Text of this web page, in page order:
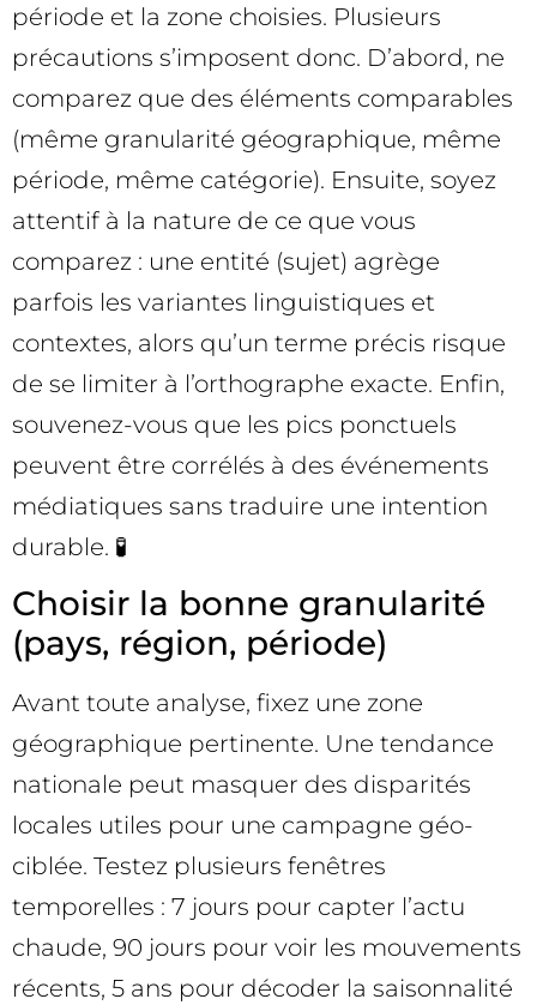
période et la zone choisies. Plusieurs
précautions s’imposent donc. D’abord, ne
comparez que des éléments comparables
(même granularité géographique, même
période, même catégorie). Ensuite, soyez
attentif à la nature de ce que vous
comparez : une entité (sujet) agrège
parfois les variantes linguistiques et
contextes, alors qu’un terme précis risque
de se limiter à l’orthographe exacte. Enfin,
souvenez-vous que les pics ponctuels
peuvent être corrélés à des événements
médiatiques sans traduire une intention
durable. 🧪
Choisir la bonne granularité
(pays, région, période)
Avant toute analyse, fixez une zone
géographique pertinente. Une tendance
nationale peut masquer des disparités
locales utiles pour une campagne géo-
ciblée. Testez plusieurs fenêtres
temporelles : 7 jours pour capter l’actu
chaude, 90 jours pour voir les mouvements
récents, 5 ans pour décoder la saisonnalité